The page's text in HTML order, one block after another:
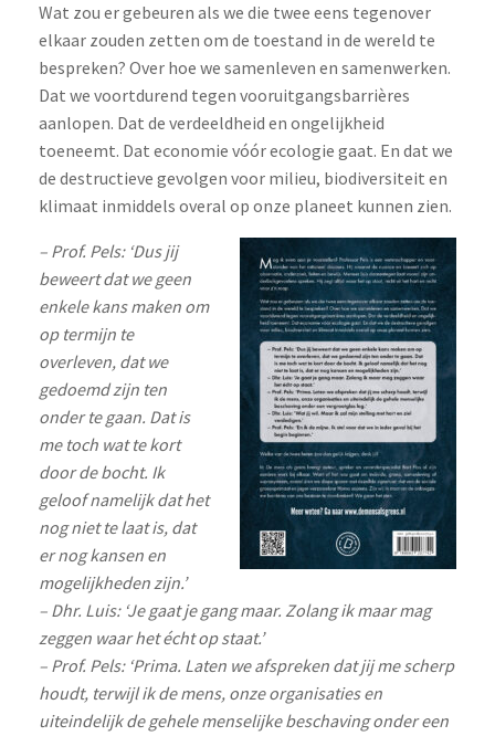
Wat zou er gebeuren als we die twee eens tegenover
elkaar zouden zetten om de toestand in de wereld te
bespreken? Over hoe we samenleven en samenwerken.
Dat we voortdurend tegen vooruitgangsbarrières
aanlopen. Dat de verdeeldheid en ongelijkheid
toeneemt. Dat economie vóór ecologie gaat. En dat we
de destructieve gevolgen voor milieu, biodiversiteit en
klimaat inmiddels overal op onze planeet kunnen zien.
– Prof. Pels: ‘Dus jij
beweert dat we geen
enkele kans maken om
op termijn te
overleven, dat we
gedoemd zijn ten
onder te gaan. Dat is
me toch wat te kort
door de bocht. Ik
geloof namelijk dat het
nog niet te laat is, dat
er nog kansen en
mogelijkheden zijn.’
– Dhr. Luis: ‘Je gaat je gang maar. Zolang ik maar mag
zeggen waar het écht op staat.’
– Prof. Pels: ‘Prima. Laten we afspreken dat jij me scherp
houdt, terwijl ik de mens, onze organisaties en
uiteindelijk de gehele menselijke beschaving onder een